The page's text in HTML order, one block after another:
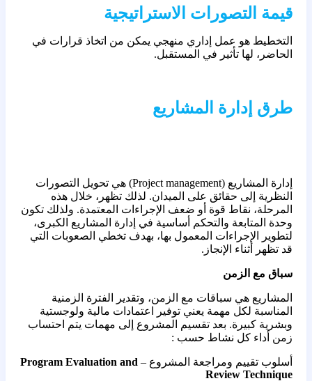
قيمة التصورات الاستراتيجية
التخطيط هو عمل إداري منهجي يمكن من اتخاذ قرارات في
الحاضر، لها تأثير في المستقبل.
طرق إدارة المشاريع
إدارة المشاريع (Project management) هي تحويل التصورات
النظرية إلى حقائق على الميدان. لذلك تظهر، خلال هذه
المرحلة، نقاط قوة أو ضعف الإجراءات المعتمدة. ولذلك تكون
وحدة المتابعة والتحكم أساسية في إدارة المشاريع الكبرى،
لتطوير الإجراءات المعمول بها، بهدف تخطي الصعوبات التي
قد تظهر أثناء الإنجاز.
سباق مع الزمن
المشاريع هي سباقات مع الزمن، وتقدير الفترة الزمنية
المناسبة لكل مهمة يعني توفير اعتمادات مالية ولوجستية
وبشرية كبيرة. بعد تقسيم المشروع إلى مهمات يتم احتساب
زمن أداء كل نشاط حسب :
أسلوب تقييم ومراجعة المشروع – Program Evaluation and
Review Technique